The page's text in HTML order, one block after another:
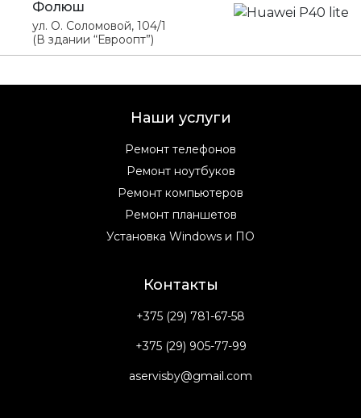
Фолюш
ул. О. Соломовой, 104/1
(В здании “Евроопт”)
Наши услуги
Ремонт телефонов
Ремонт ноутбуков
Ремонт компьютеров
Ремонт планшетов
Установка Windows и ПО
Контакты
+375 (29) 781-67-58
+375 (29) 905-77-99
aservisby@gmail.com